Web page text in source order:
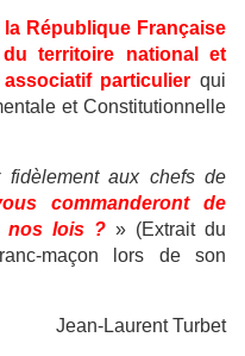
République Française
territoire national et
particulier qui
et Constitutionnelle
fidèlement aux chefs de
commanderont de
nos lois ?» (Extrait du
maçon lors de son
Jean-Laurent Turbet